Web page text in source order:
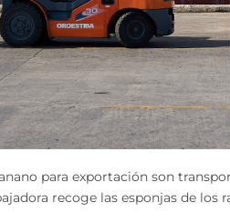
para exportación son
recoge las esponjas de los